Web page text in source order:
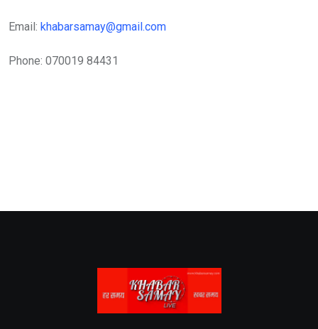
Email: khabarsamay@gmail.com
Phone: 070019 84431